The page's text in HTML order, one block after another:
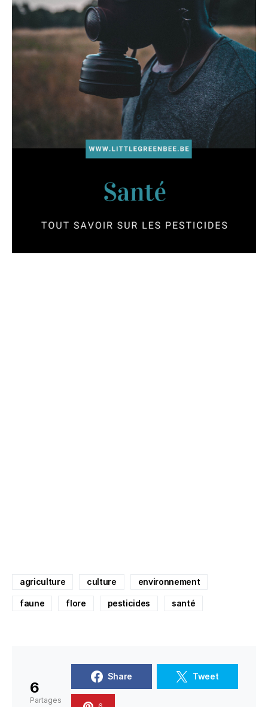
agriculture culture environnement
faune flore pesticides santé
6
Partages
Share Tweet